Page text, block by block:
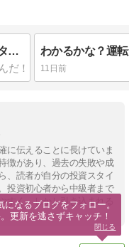
【Yahoo知恵袋より】曲解ケーススタディ。20代の6割が投資をするようになる未来が！？を400字で。
11日前
に伝えることに長けていま
徴があり、過去の失敗や成
、読者が自分の投資スタイ
投資初心者から中級者まで
く、しかし引き込まれる
になるブログをフォロー。
更新を逃さずキャッチ！
閉じる